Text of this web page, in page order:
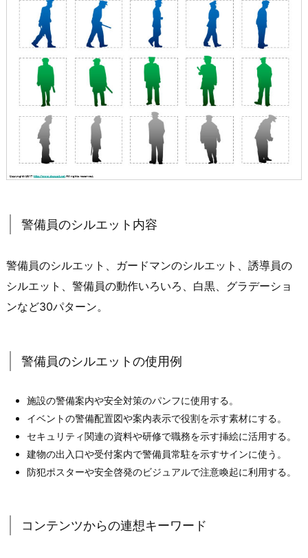
警備員のシルエット内容
警備員のシルエット、ガードマンのシルエット、誘導員の
シルエット、警備員の動作いろいろ、白黒、グラデーショ
ンなど30パターン。
警備員のシルエットの使用例
施設の警備案内や安全対策のパンフに使用する。
イベントの警備配置図や案内表示で役割を示す素材にする。
セキュリティ関連の資料や研修で職務を示す挿絵に活用する。
建物の出入口や受付案内で警備員常駐を示すサインに使う。
防犯ポスターや安全啓発のビジュアルで注意喚起に利用する。
コンテンツからの連想キーワード